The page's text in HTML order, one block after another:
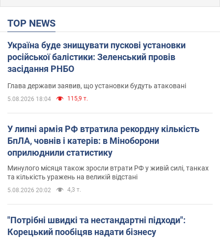
TOP NEWS
Україна буде знищувати пускові установки
російської балістики: Зеленський провів
засідання РНБО
Глава держави заявив, що установки будуть атаковані
5.08.2026 18:04 115,9 т.
У липні армія РФ втратила рекордну кількість
БпЛА, човнів і катерів: в Міноборони
оприлюднили статистику
Минулого місяця також зросли втрати РФ у живій силі, танках
та кількість уражень на великій відстані
5.08.2026 20:02 4,3 т.
"Потрібні швидкі та нестандартні підходи":
Корецький пообіцяв надати бізнесу